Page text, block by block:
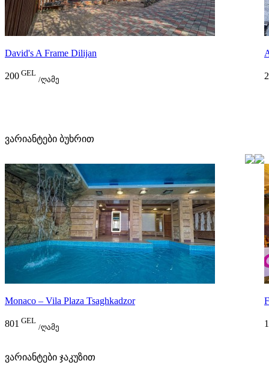
David's A Frame Dilijan
200 GEL
/ღამე
ვარიანტები ბუხრით
Monaco – Vila Plaza Tsaghkadzor
801 GEL
/ღამე
ვარიანტები ჯაკუზით